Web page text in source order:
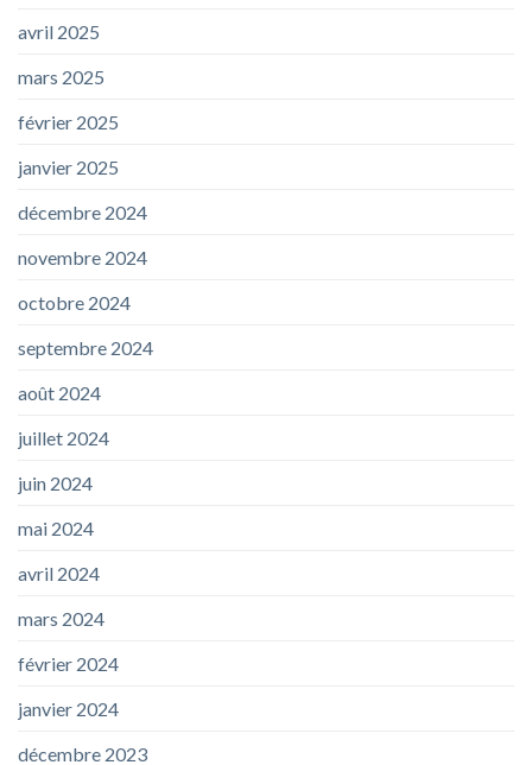
avril 2025
mars 2025
février 2025
janvier 2025
décembre 2024
novembre 2024
octobre 2024
septembre 2024
août 2024
juillet 2024
juin 2024
mai 2024
avril 2024
mars 2024
février 2024
janvier 2024
décembre 2023